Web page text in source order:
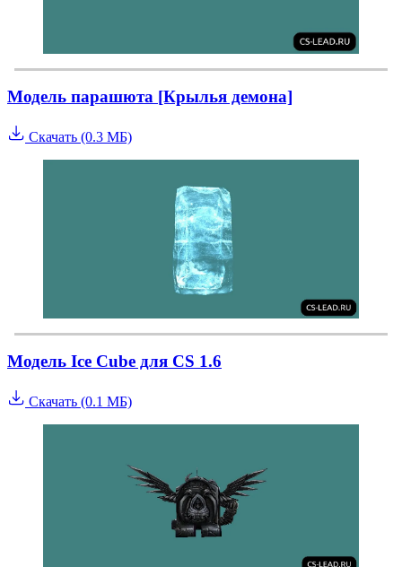
Модель парашюта [Крылья демона]
Скачать (0.3 МБ)
Модель Ice Cube для CS 1.6
Скачать (0.1 МБ)